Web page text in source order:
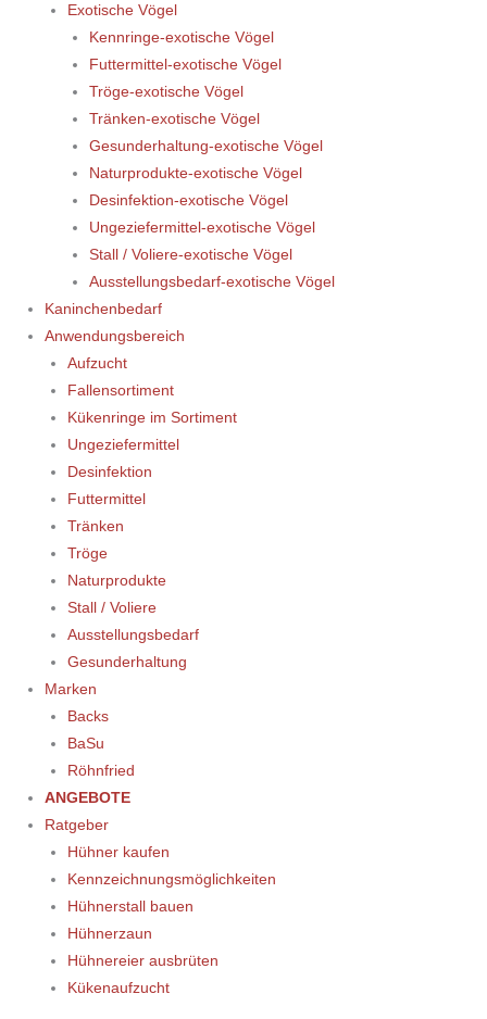
Exotische Vögel
Kennringe-exotische Vögel
Futtermittel-exotische Vögel
Tröge-exotische Vögel
Tränken-exotische Vögel
Gesunderhaltung-exotische Vögel
Naturprodukte-exotische Vögel
Desinfektion-exotische Vögel
Ungeziefermittel-exotische Vögel
Stall / Voliere-exotische Vögel
Ausstellungsbedarf-exotische Vögel
Kaninchenbedarf
Anwendungsbereich
Aufzucht
Fallensortiment
Kükenringe im Sortiment
Ungeziefermittel
Desinfektion
Futtermittel
Tränken
Tröge
Naturprodukte
Stall / Voliere
Ausstellungsbedarf
Gesunderhaltung
Marken
Backs
BaSu
Röhnfried
ANGEBOTE
Ratgeber
Hühner kaufen
Kennzeichnungsmöglichkeiten
Hühnerstall bauen
Hühnerzaun
Hühnereier ausbrüten
Kükenaufzucht